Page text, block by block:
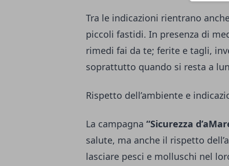
Tra le indicazioni rientrano
piccoli fastidi. In presenza di
rimedi fai da te; ferite e tagli,
soprattutto quando si resta a
Rispetto dell’ambiente e
La campagna “Sicurezza
salute, ma anche il rispetto
lasciare pesci e molluschi nel